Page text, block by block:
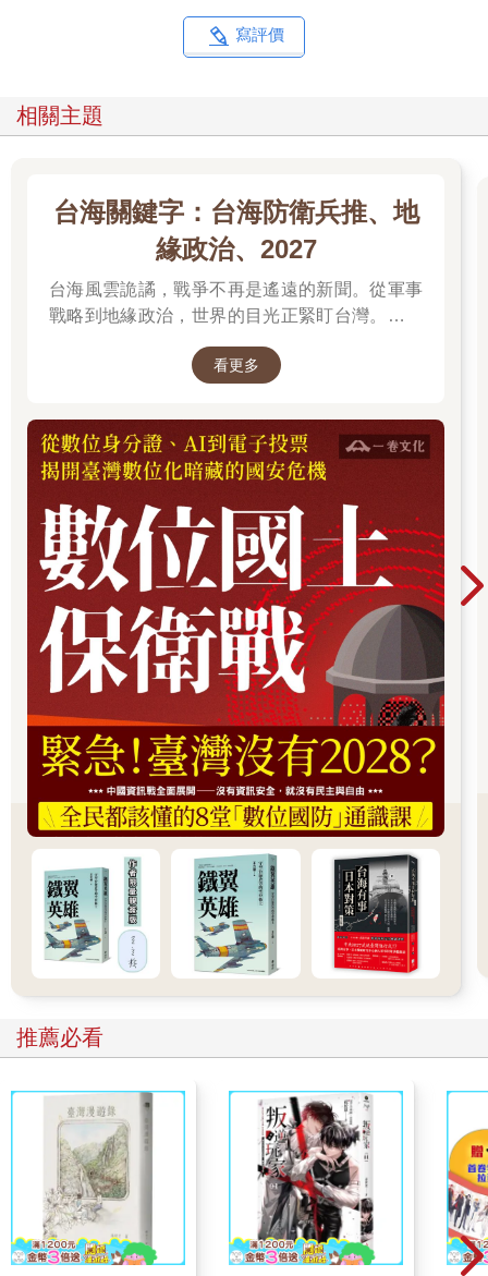
然而，馬尼拉著實是個巨大且具有不可穿透性的城市，就連身處
於這座城市的人們也都只能夠抓住部分的真實而已。正是因為這
不過講到菲律賓，應該不少人的印象會是它曾經比台灣的經濟更
為繁榮，卻在經歷馬可仕政權1972年到1986年的戒嚴之後變成今
日的樣貌。這樣的說法在菲律賓國內目前仍有爭議，但毫無疑問
的是，戒嚴的歷史記憶確實影響了這個社會的過去、現在與未
曲，那其實並不是個已經消逝於歷史的過往。不少我熟識的左派
運動者聲稱，即便是今 日的菲律賓仍然和戒嚴那段時期所遭遇的
當作是地下化的共產黨叛軍成員而遭受迫害。我也曾認識一 個菲
律賓朋友，他雖然從未經歷過戒嚴，其生命歷程卻為戒嚴的遺緒
所左右。當初他選擇不念菲律賓大學而改申請另一間私立學校，
就是因為父母對於戒嚴時期菲大 異議份子遭大力打壓的記憶猶
存。
還有其他人歌頌戒嚴時期的美好。他們看不慣現世的混亂，認為
在1986年人民力量革命將馬可仕趕下台 以後，孱弱的歷任總統並
未能帶領人民走出一條新的康莊大道。菲國現任總統杜特蒂的崛
起或許正是這股聲音最具說服力的佐證。人們渴望強人政治帶來
改變的契 機，而總統杜特蒂更視馬可仕這位前總統為民族英雄，
除盡力在政壇上提拔他的兒子之外，也開始一一恢復過去馬可仕
執政期間推動的各項政策。戒嚴的歷史記憶像 幽魂似的緊緊纏繞
著菲律賓不放，作為首善之都的馬尼拉更是如此。
一個人也不該孤單：菲式風格的城市生活
歷史形構 城市的過程之外，人們又是如何在馬尼拉生活的呢？
Jimmeh在書裡介紹了一個我很喜歡的菲律賓語詞彙Malungkot。
它的字義是「單獨」，自己一個 人便可以用Malungkot來指涉。
而這個詞同時有「傷心」、「難過」的意思，就語言所帶出來的
意義來說，這樣的社會是不鼓勵人們離群索居的。 Jimmeh也告
訴我們，這個概念其實和漢語文化裡抹除個體的「合群」觀念不
同，菲文化只是鼓勵身處熱鬧人群中，但其實不要求人人一致。
這個詞彙帶出了我自己的許多記憶。馬尼拉形塑出來的社會距離
明顯和台灣有所差異，這便造就了一種菲式風格的城市生活。比
如我曾經窩在友人位於市郊貧民窟 的住家，意識到隔音效果極差
的隔間、過於擁擠狹小的街角巷弄使得鄰里之間毫無秘密可言。
三輪車Tricycle、公車Jeepney等公眾交通工具永遠都 能夠塞入超
乎你想像的人數，這也意味著人與人彼此是毫無縫隙的貼近著，
對於觸感、體溫、聲音與氣味的感受在此時更是強烈。
生活在馬尼 拉的人們總是來來去去，不同族群、文化和語言的人
群互動頻繁，也形構出他們獨有的互動模式。有次我認識了幾位
寫評價
相關主題
台海關鍵字：台海防衛兵推、地
緣政治、2027
台海風雲詭譎，戰爭不再是遙遠的新聞。從軍事
戰略到地緣政治，世界的目光正緊盯台灣。我們
看更多
推薦必看